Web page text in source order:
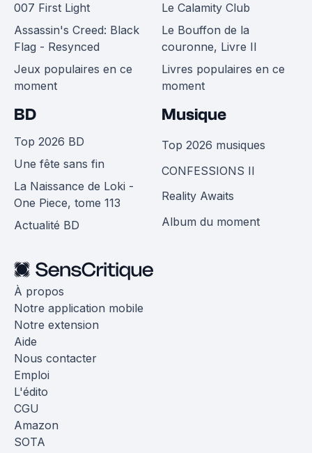
007 First Light
Assassin's Creed: Black
Flag - Resynced
Jeux populaires en ce
moment
Le Calamity Club
Le Bouffon de la
couronne, Livre II
Livres populaires en ce
moment
BD
Top 2026 BD
Une fête sans fin
La Naissance de Loki -
One Piece, tome 113
Actualité BD
Musique
Top 2026 musiques
CONFESSIONS II
Reality Awaits
Album du moment
À propos
Notre application mobile
Notre extension
Aide
Nous contacter
Emploi
L'édito
CGU
Amazon
SOTA